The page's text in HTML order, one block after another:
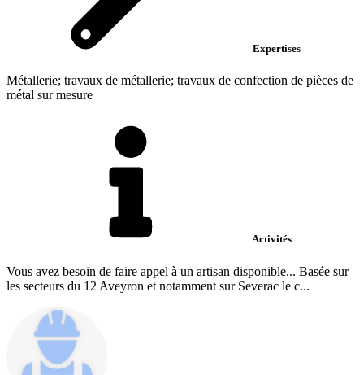
Expertises
Métallerie; travaux de métallerie; travaux de confection de pièces de
métal sur mesure
Activités
Vous avez besoin de faire appel à un artisan disponible... Basée sur
les secteurs du 12 Aveyron et notamment sur Severac le c...